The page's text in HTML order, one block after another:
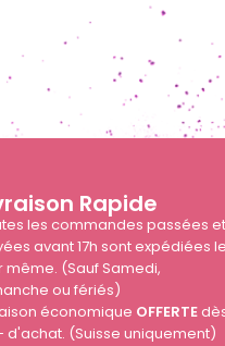
Rapide
les commandes passées et
avant 17h sont expédiées le
même. (Sauf Samedi,
ou fériés)
économique OFFERTE
d'achat. (Suisse uniquement)